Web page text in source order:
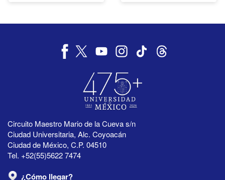
Circuito Maestro Mario de la Cueva s/n
Ciudad Universitaria, Alc. Coyoacán
Ciudad de México, C.P. 04510
Tel. +52(55)5622 7474
¿Cómo llegar?